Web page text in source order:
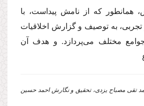
همانطور كه از نامش پیداست، با
به توصیف و گزارش اخلاقیات
جوامع مختلف می‌پردازد. و هدف آن
تقی مصباح یزدی، تحقیق و نگارش احمد حسین